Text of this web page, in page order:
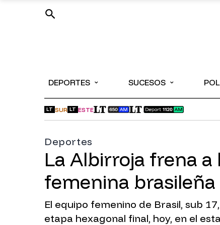
DEPORTES ⌄ SUCESOS ⌄
LT SUR LT ESTE
Deportes
La Albirroja frena
femenina brasileña
El equipo femenino de Brasil, sub
etapa hexagonal final, hoy, en el